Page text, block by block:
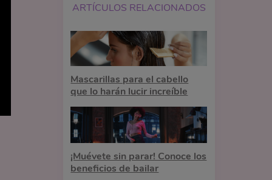
ARTÍCULOS RELACIONADOS
Mascarillas para el cabello
que lo harán lucir increíble
¡Muévete sin parar! Conoce los
beneficios de bailar